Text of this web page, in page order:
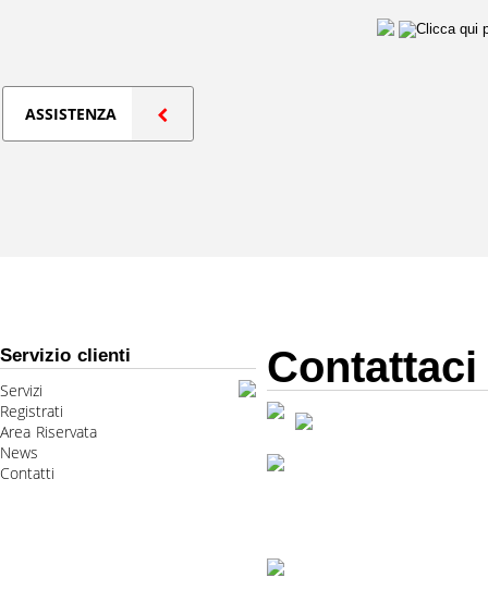
ASSISTENZA
Servizio clienti
Servizi
Registrati
Area Riservata
News
Contatti
Contattaci